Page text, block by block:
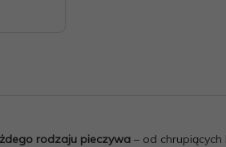
rodzaju pieczywa – od chrupiących